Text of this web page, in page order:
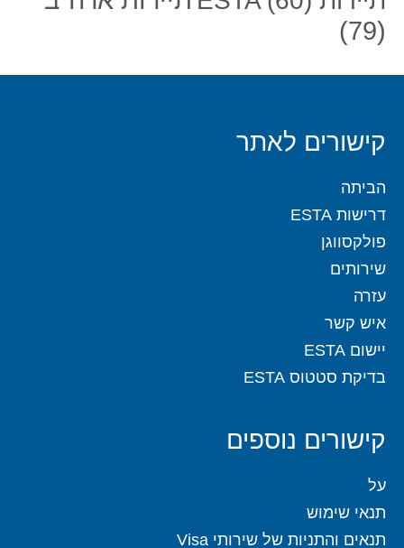
(79)
קישורים לאתר
הביתה
דרישות ESTA
פולקסווגן
שירותים
עזרה
איש קשר
יישום ESTA
בדיקת סטטוס ESTA
קישורים נוספים
על
תנאי שימוש
תנאים והתניות של שירותי Visa